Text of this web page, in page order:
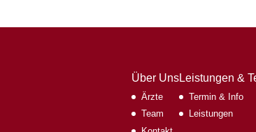
Über Uns
Ärzte
Team
Leistungen &
Termin & Info
Leistungen